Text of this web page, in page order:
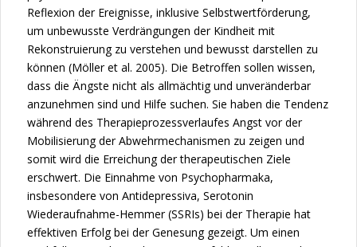
Reflexion der Ereignisse, inklusive Selbstwertförderung,
um unbewusste Verdrängungen der Kindheit mit
Rekonstruierung zu verstehen und bewusst darstellen zu
können (Möller et al. 2005). Die Betroffen sollen wissen,
dass die Ängste nicht als allmächtig und unveränderbar
anzunehmen sind und Hilfe suchen. Sie haben die Tendenz
während des Therapieprozessverlaufes Angst vor der
Mobilisierung der Abwehrmechanismen zu zeigen und
somit wird die Erreichung der therapeutischen Ziele
erschwert. Die Einnahme von Psychopharmaka,
insbesondere von Antidepressiva, Serotonin
Wiederaufnahme-Hemmer (SSRIs) bei der Therapie hat
effektiven Erfolg bei der Genesung gezeigt. Um einen